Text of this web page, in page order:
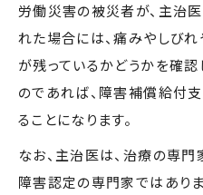
労働災害の被災者が、主治
れた場合には、痛みやしび
が残っているかどうかを確認
のであれば、障害補償給付
ることになります。
なお、主治医は、治療の専
障害認定の専門家ではあり